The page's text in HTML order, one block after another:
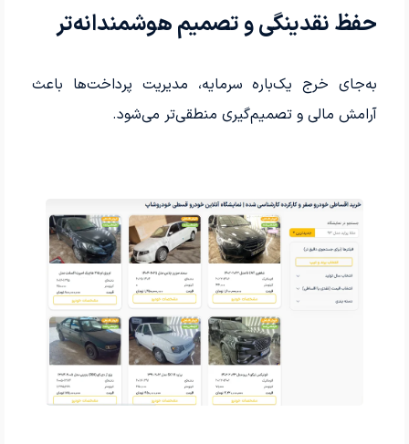
حفظ نقدینگی و تصمیم هوشمندانه‌تر
به‌جای خرج یک‌باره سرمایه، مدیریت پرداخت‌ها باعث
آرامش مالی و تصمیم‌گیری منطقی‌تر می‌شود.